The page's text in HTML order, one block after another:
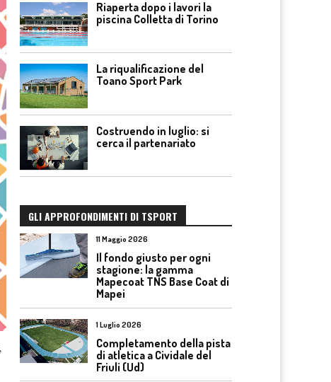
Riaperta dopo i lavori la
piscina Colletta di Torino
La riqualificazione del
Toano Sport Park
Costruendo in luglio: si
cerca il partenariato
GLI APPROFONDIMENTI DI TSPORT
11 Maggio 2026
Il fondo giusto per ogni
stagione: la gamma
Mapecoat TNS Base Coat di
Mapei
1 Luglio 2026
Completamento della pista
di atletica a Cividale del
Friuli (Ud)